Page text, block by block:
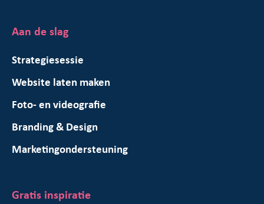
Aan de slag
Strategiesessie
Website laten maken
Foto- en videografie
Branding & Design
Marketingondersteuning
Gratis inspiratie